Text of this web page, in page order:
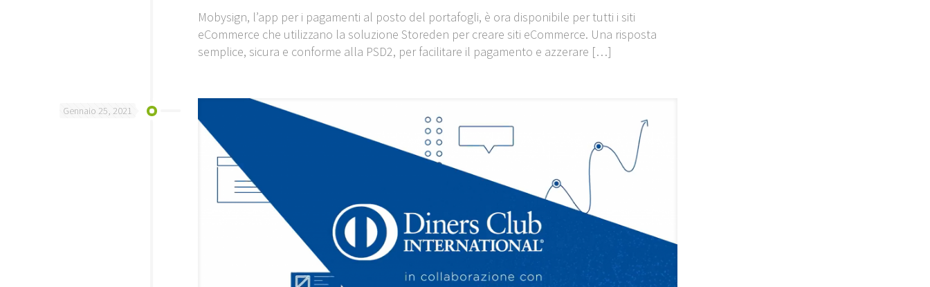
Mobysign, l’app per i pagamenti al posto del portafogli, è ora disponibile per tutti i siti
eCommerce che utilizzano la soluzione Storeden per creare siti eCommerce. Una risposta
semplice, sicura e conforme alla PSD2, per facilitare il pagamento e azzerare […]
Gennaio 25, 2021